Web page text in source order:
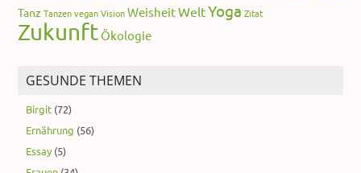
Tanz Tanzen vegan Vision WeisheitWeltYoga Zitat
Zukunft Ökologie
GESUNDE THEMEN
Birgit (72)
Ernährung (56)
Essay (5)